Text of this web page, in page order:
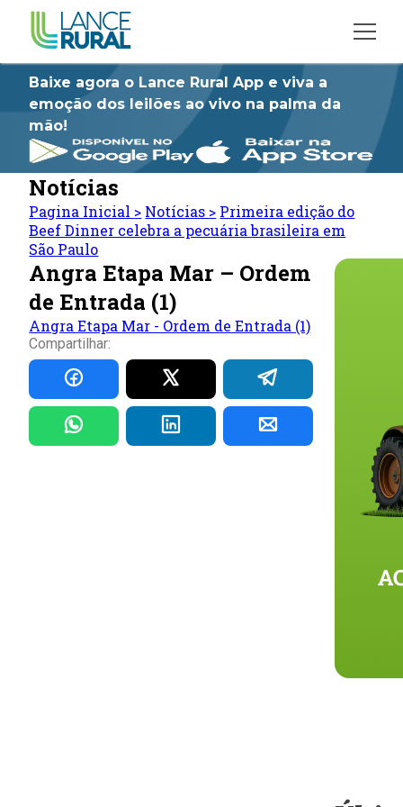
Baixe agora o Lance Rural App e viva a
emoção dos leilões ao vivo na palma da
mão!
Notícias
Pagina Inicial > Notícias > Primeira edição do
Beef Dinner celebra a pecuária brasileira em
São Paulo
Angra Etapa Mar – Ordem
de Entrada (1)
Angra Etapa Mar - Ordem de Entrada (1)
Compartilhar: